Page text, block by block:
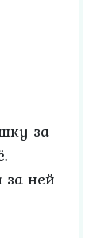
за
за ней